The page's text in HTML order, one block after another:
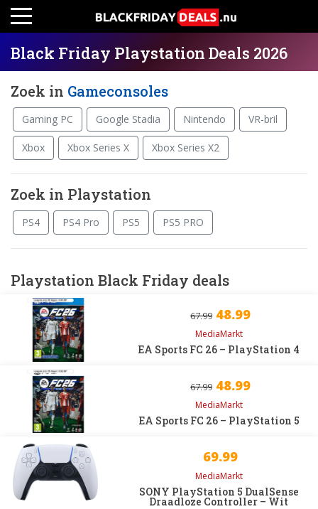
Black Friday Playstation Deals 2026
Zoek in Gameconsoles
Gaming PC Google Stadia Nintendo VR-bril
Xbox Xbox Series X Xbox Series X2
Zoek in Playstation
PS4 PS4 Pro PS5 PS5 PRO
Playstation Black Friday deals
67.99 48.99
MediaMarkt
EA Sports FC 26 – PlayStation 4
67.99 48.99
MediaMarkt
EA Sports FC 26 – PlayStation 5
69.99
MediaMarkt
SONY PlayStation 5 DualSense
Draadloze Controller – Wit